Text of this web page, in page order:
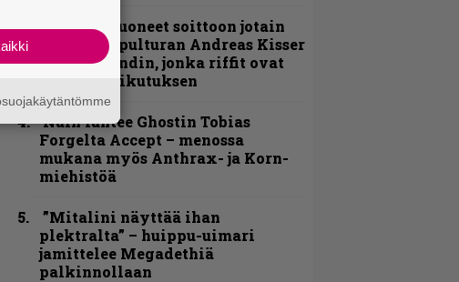
”He ovat tuoneet soittoon jotain
uutta” – Sepulturan Andreas Kisser
nimeää bändin, jonka riffit ovat
tehneet vaikutuksen
Näin lähtee Ghostin Tobias
Forgelta Accept – menossa
mukana myös Anthrax- ja Korn-
miehistöä
”Mitalini näyttää ihan
plektralta” – huippu-uimari
jamittelee Megadethiä
palkinnollaan